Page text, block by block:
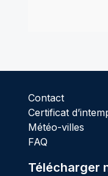
Contact
Certificat
Météo-villes
FAQ
Télécharger